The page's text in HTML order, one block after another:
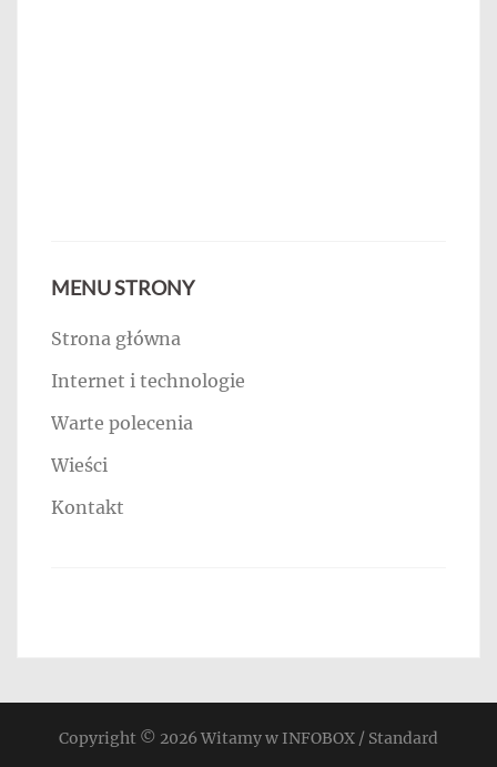
MENU STRONY
Strona główna
Internet i technologie
Warte polecenia
Wieści
Kontakt
Copyright © 2026Witamy w INFOBOX / Standard